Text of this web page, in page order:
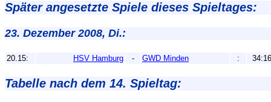
Später angesetzte Spiele dieses Spieltages:
23. Dezember 2008, Di.:
20.15: HSV Hamburg - GWD Minden : 34:16
Tabelle nach dem 14. Spieltag: